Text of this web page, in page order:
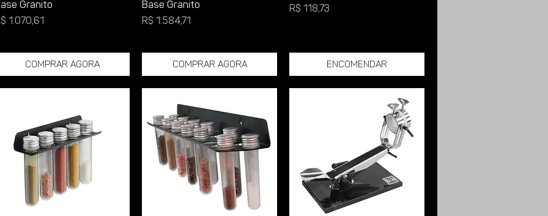
Granito
1.070,61
Comprar Agora
Base Granito
Preço
R$ 1.584,71
Comprar Agora
Preço
R$ 118,73
Encomendar